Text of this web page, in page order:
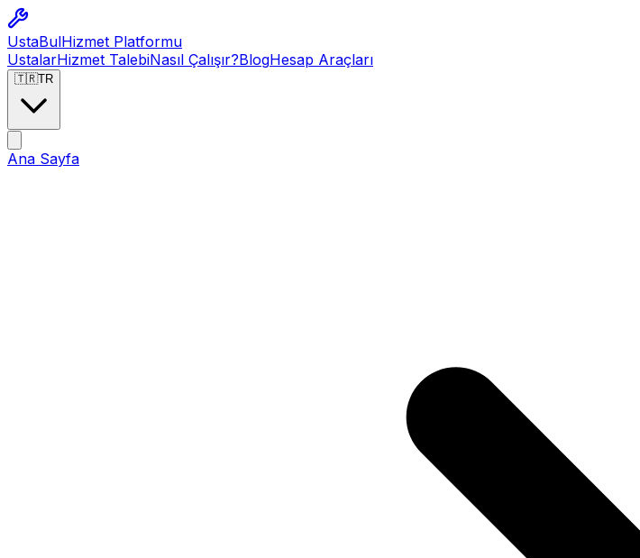
UstaBulHizmet Platformu
UstalarHizmet TalebiNasıl Çalışır?BlogHesap Araçları
🇹🇷TR
Ana Sayfa